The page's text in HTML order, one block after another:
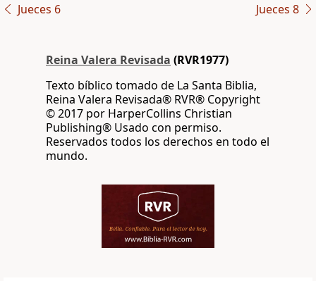
Jueces 6 Jueces 8
Reina Valera Revisada (RVR1977)
Texto bíblico tomado de La Santa Biblia,
Reina Valera Revisada® RVR® Copyright
© 2017 por HarperCollins Christian
Publishing® Usado con permiso.
Reservados todos los derechos en todo el
mundo.